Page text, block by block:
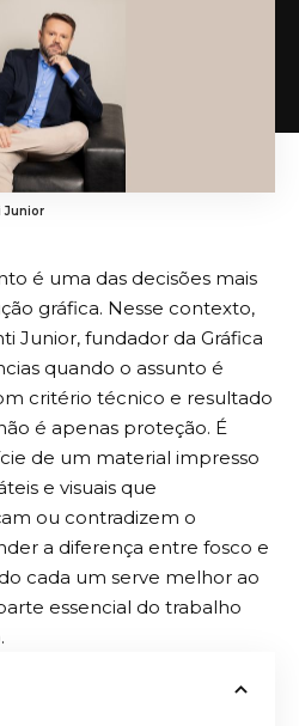
Junior
é uma das decisões mais
gráfica. Nesse contexto,
Junior, fundador da Gráfica
quando o assunto é
critério técnico e resultado
é apenas proteção. É
de um material impresso
e visuais que
ou contradizem o
a diferença entre fosco e
cada um serve melhor ao
essencial do trabalho